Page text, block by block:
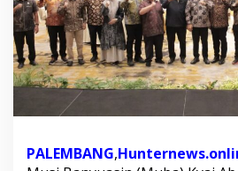
P
e
o
p
o
r
G
r
PALEMBANG,